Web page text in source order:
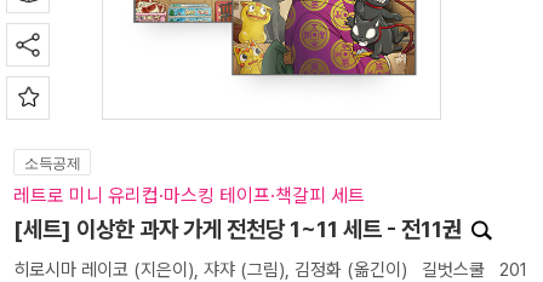
소득공제
레트로 미니 유리컵·마스킹 테이프·책갈피 세트
[세트] 이상한 과자 가게 전천당 1~11 세트 - 전11권
히로시마 레이코 (지은이), 쟈쟈 (그림), 김정화 (옮긴이) 길벗스쿨 201